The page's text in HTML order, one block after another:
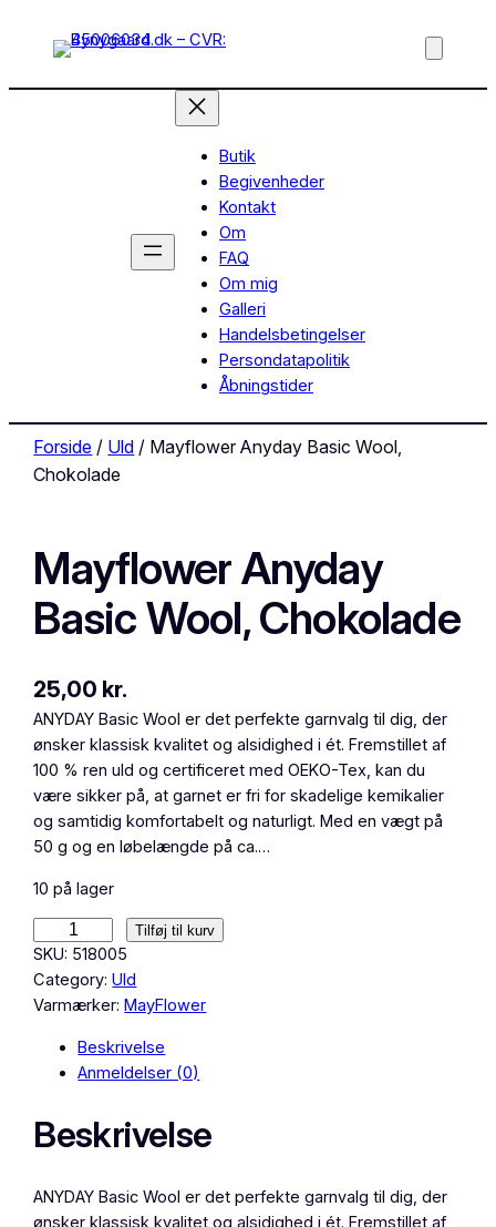
Butik
Begivenheder
Kontakt
Om
FAQ
Om mig
Galleri
Handelsbetingelser
Persondatapolitik
Åbningstider
Forside / Uld / Mayflower Anyday Basic Wool,
Chokolade
Mayflower Anyday
Basic Wool, Chokolade
25,00 kr.
ANYDAY Basic Wool er det perfekte garnvalg til dig, der
ønsker klassisk kvalitet og alsidighed i ét. Fremstillet af
100 % ren uld og certificeret med OEKO-Tex, kan du
være sikker på, at garnet er fri for skadelige kemikalier
og samtidig komfortabelt og naturligt. Med en vægt på
50 g og en løbelængde på ca.…
10 på lager
a
y
f
y
Tilføj til kurv
SKU: 518005
Category:Uld
Varmærker:MayFlower
Beskrivelse
Anmeldelser (0)
Beskrivelse
ANYDAY Basic Wool er det perfekte garnvalg til dig, der
ønsker klassisk kvalitet og alsidighed i ét. Fremstillet af